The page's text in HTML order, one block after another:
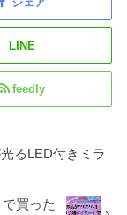
LINE
feedly
るLED付きミラ
買った